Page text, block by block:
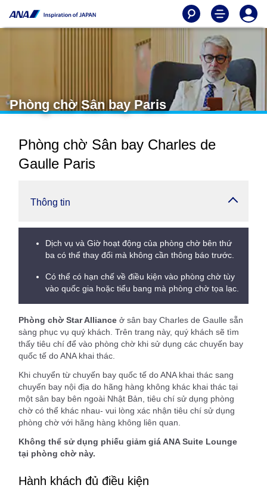
Phòng chờ Sân bay Paris
Phòng chờ Sân bay Charles de
Gaulle Paris
Thông tin
Dịch vụ và Giờ hoạt động của phòng chờ bên thứ
ba có thể thay đổi mà không cần thông báo trước.
Có thể có hạn chế về điều kiện vào phòng chờ tùy
vào quốc gia hoặc tiểu bang mà phòng chờ tọa lạc.
Phòng chờ Star Alliance ở sân bay Charles de Gaulle sẵn
sàng phục vụ quý khách. Trên trang này, quý khách sẽ tìm
thấy tiêu chí để vào phòng chờ khi sử dụng các chuyến bay
quốc tế do ANA khai thác.
Khi chuyển từ chuyến bay quốc tế do ANA khai thác sang
chuyến bay nội địa do hãng hàng không khác khai thác tại
một sân bay bên ngoài Nhật Bản, tiêu chí sử dụng phòng
chờ có thể khác nhau- vui lòng xác nhận tiêu chí sử dụng
phòng chờ với hãng hàng không liên quan.
Không thể sử dụng phiếu giảm giá ANA Suite Lounge
tại phòng chờ này.
Hành khách đủ điều kiện